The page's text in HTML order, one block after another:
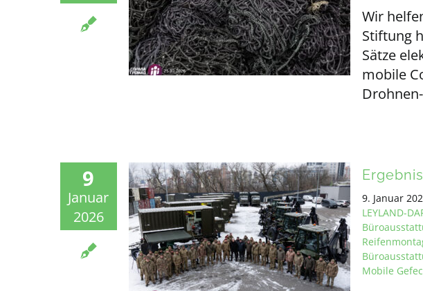
Wir
Stiftung
Sätze
mobile
9
Januar
2026
9. Januar
LEYLAND-
Mobile